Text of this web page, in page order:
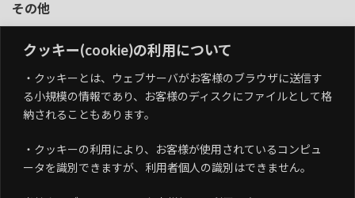
クッキー(cookie)の利用について
・クッキーとは、ウェブサーバがお客様のブラウザに送信す
る小規模の情報であり、お客様のディスクにファイルとして格
納されることもあります。
・クッキーの利用により、お客様が使用されているコンピュ
ータを識別できますが、利用者個人の識別はできません。
その他
個人情報保護方針
情報セキュリティ基本方針
（ISMS認証取得）
品質方針